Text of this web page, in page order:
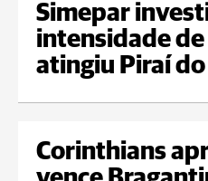
Simepar
intensidade
atingiu Piraí do
Corinthians